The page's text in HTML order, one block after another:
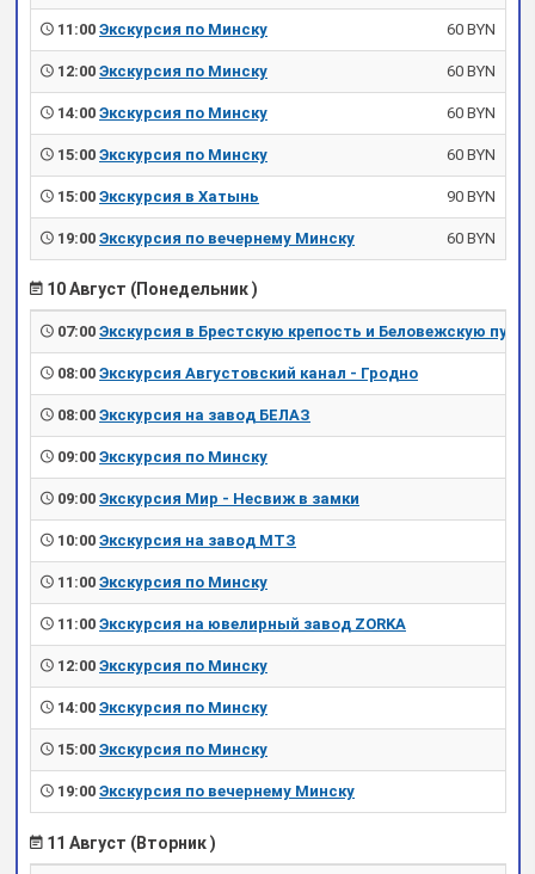
11:00 Экскурсия по Минску 60 BYN
12:00 Экскурсия по Минску 60 BYN
14:00 Экскурсия по Минску 60 BYN
15:00 Экскурсия по Минску 60 BYN
15:00 Экскурсия в Хатынь 90 BYN
19:00 Экскурсия по вечернему Минску 60 BYN
10 Август (Понедельник )
07:00 Экскурсия в Брестскую крепость и Беловежскую пущу
08:00 Экскурсия Августовский канал - Гродно
08:00 Экскурсия на завод БЕЛАЗ
09:00 Экскурсия по Минску
09:00 Экскурсия Мир - Несвиж в замки
10:00 Экскурсия на завод МТЗ
11:00 Экскурсия по Минску
11:00 Экскурсия на ювелирный завод ZORKA
12:00 Экскурсия по Минску
14:00 Экскурсия по Минску
15:00 Экскурсия по Минску
19:00 Экскурсия по вечернему Минску
11 Август (Вторник )